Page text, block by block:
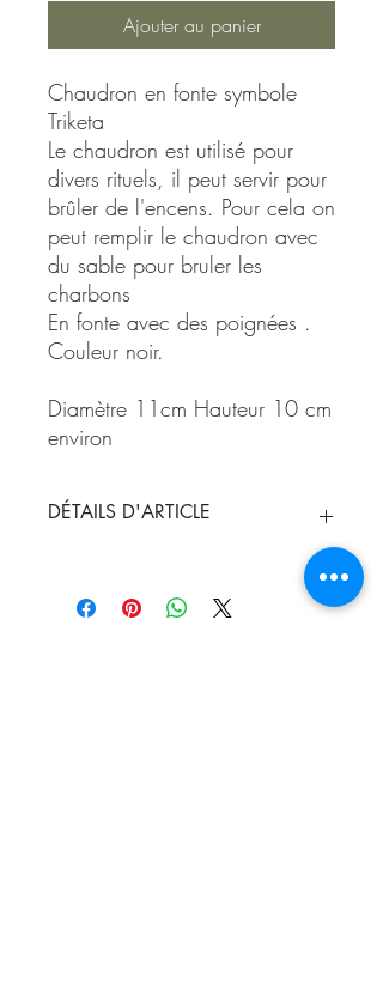
Ajouter au panier
Chaudron en fonte symbole
Triketa
Le chaudron est utilisé pour
divers rituels, il peut servir pour
brûler de l'encens. Pour cela on
peut remplir le chaudron avec
du sable pour bruler les
charbons
En fonte avec des poignées .
Couleur noir.
Diamètre 11cm Hauteur 10 cm
environ
DÉTAILS D'ARTICLE
Le chaudron est utilisé pour divers rituels,
il peut servir pour brûler de l'encens. Pour